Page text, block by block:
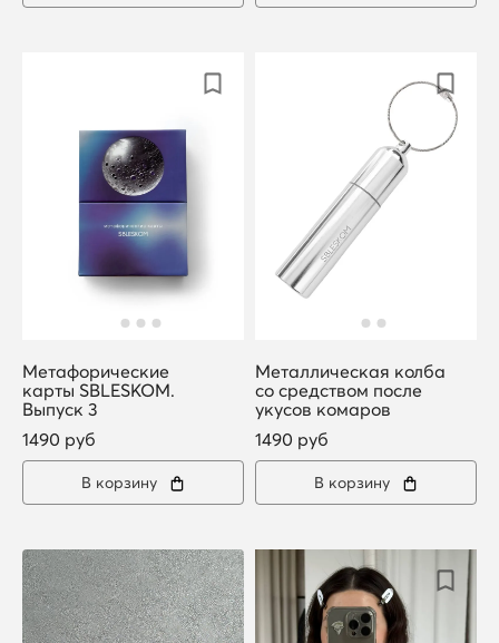
Метафорические
карты SBLESKOM.
Выпуск 3
1490 руб
В корзину
Металлическая колба
со средством после
укусов комаров
1490 руб
В корзину